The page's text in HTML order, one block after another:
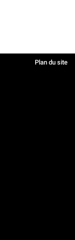
Plan du site